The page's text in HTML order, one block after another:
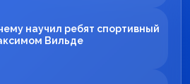
научил ребят спортивный
Вильде